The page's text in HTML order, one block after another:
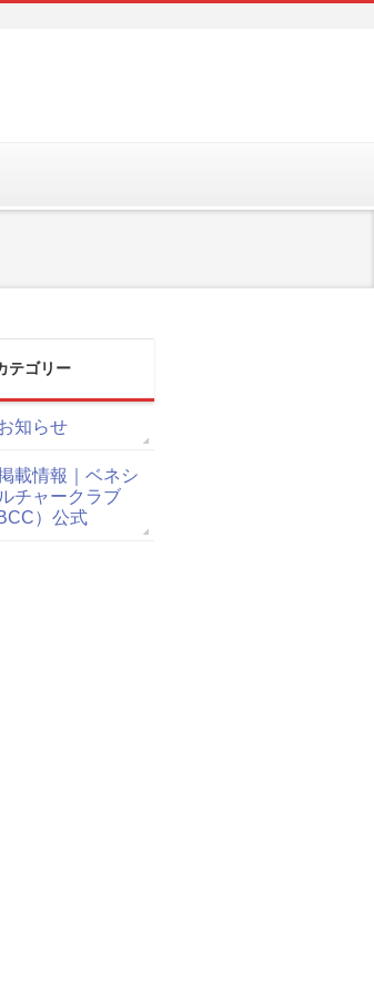
テゴリー
知らせ
載情報｜ベネシ
チャークラブ
BCC）公式